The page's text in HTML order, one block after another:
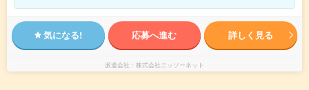
気になる! 応募へ進む 詳しく見る
派遣会社 株式会社ニッソーネット